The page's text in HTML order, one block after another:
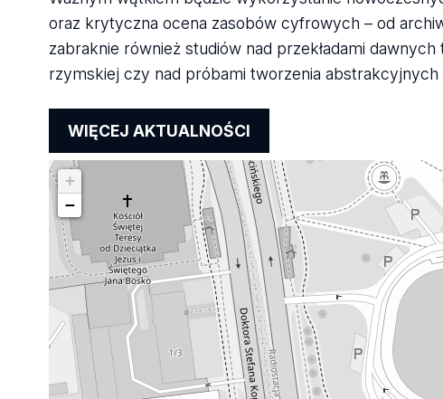
oraz krytyczna ocena zasobów cyfrowych – od
zabraknie również studiów nad przekładami
rzymskiej czy nad próbami tworzenia
WIĘCEJ AKTUALNOŚCI
+
−